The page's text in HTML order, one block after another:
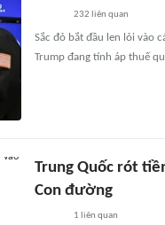
232 liên quan
Sắc đỏ bắt đầu len lỏi vào
Trump đang tính áp thuế
Trung Quốc rót
Con đường
1 liên quan